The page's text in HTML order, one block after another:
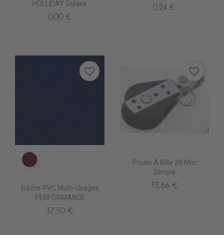
HOLLIDAY Gularis
0,00 €
0,24 €
PE0630 BORDEAUX suppr
Bâche PVC Multi-Usages
PERFORMANCE
37,50 €
favorite_border
Poulie À Bille 28 Mm
Simple
33,86 €
favorite_border